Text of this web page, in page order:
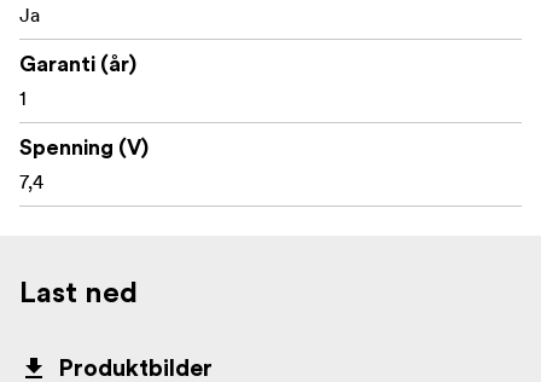
Ja
Garanti (år)
1
Spenning (V)
7,4
Last ned
Produktbilder